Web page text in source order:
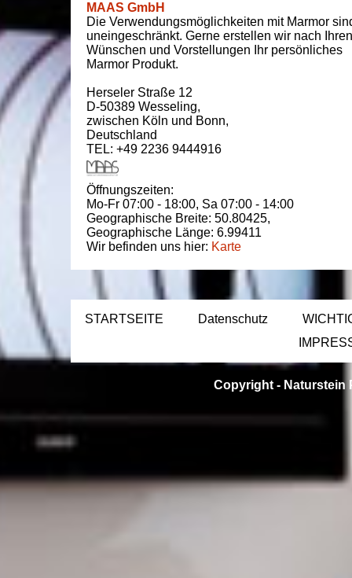
MAAS GmbH
Die Verwendungsmöglichkeiten mit Marmor
uneingeschränkt. Gerne erstellen wir nach Ihren
Wünschen und Vorstellungen Ihr persönliches
Marmor Produkt.
Herseler Straße 12
D-50389 Wesseling,
zwischen Köln und Bonn,
Deutschland
TEL: +49 2236 9444916
Öffnungszeiten:
Mo-Fr 07:00 - 18:00, Sa 07:00 - 14:00
Geographische Breite: 50.80425,
Geographische Länge: 6.99411
Wir befinden uns hier: Karte
STARTSEITE Datenschutz
Copyright - Naturstein